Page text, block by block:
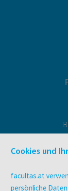
Cookies und
facultas.at
persönliche